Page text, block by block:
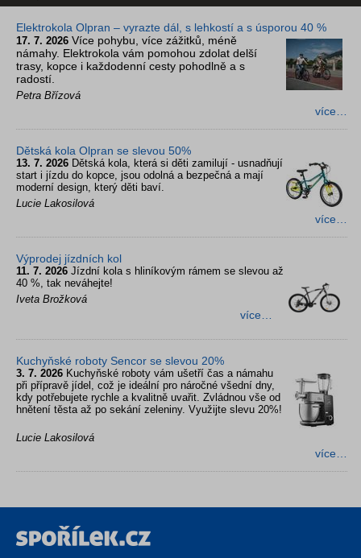
Elektrokola Olpran – vyrazte dál, s lehkostí a s úsporou 40 %
17. 7. 2026 Více pohybu, více zážitků, méně
námahy. Elektrokola vám pomohou zdolat delší
trasy, kopce i každodenní cesty pohodlně a s
radostí.
Petra Břízová
více…
Dětská kola Olpran se slevou 50%
13. 7. 2026 Dětská kola, která si děti zamilují - usnadňují
start i jízdu do kopce, jsou odolná a bezpečná a mají
moderní design, který děti baví.
Lucie Lakosilová
více…
Výprodej jízdních kol
11. 7. 2026 Jízdní kola s hliníkovým rámem se slevou až
40 %, tak neváhejte!
Iveta Brožková
více…
Kuchyňské roboty Sencor se slevou 20%
3. 7. 2026 Kuchyňské roboty vám ušetří čas a námahu
při přípravě jídel, což je ideální pro náročné všední dny,
kdy potřebujete rychle a kvalitně uvařit. Zvládnou vše od
hnětení těsta až po sekání zeleniny. Využijte slevu 20%!
Lucie Lakosilová
více…